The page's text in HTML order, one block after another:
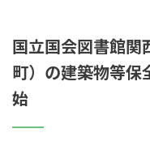
国立国会図書館関
町）の建築物等保
始